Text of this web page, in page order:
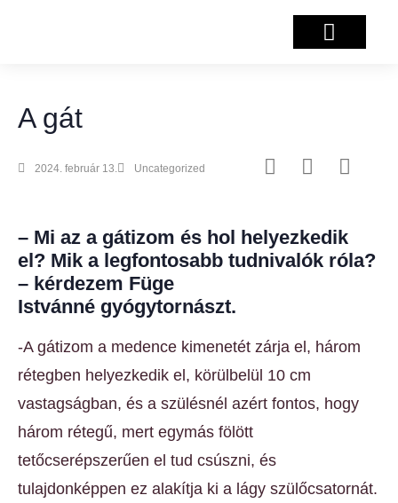
A gát
2024. február 13. Uncategorized
– Mi az a gátizom és hol helyezkedik
el? Mik a legfontosabb tudnivalók róla?
– kérdezem Füge
Istvánné gyógytornászt.
-A gátizom a medence kimenetét zárja el, három
rétegben helyezkedik el, körülbelül 10 cm
vastagságban, és a szülésnél azért fontos, hogy
három rétegű, mert egymás fölött
tetőcserépszerűen el tud csúszni, és
tulajdonképpen ez alakítja ki a lágy szülőcsatornát.